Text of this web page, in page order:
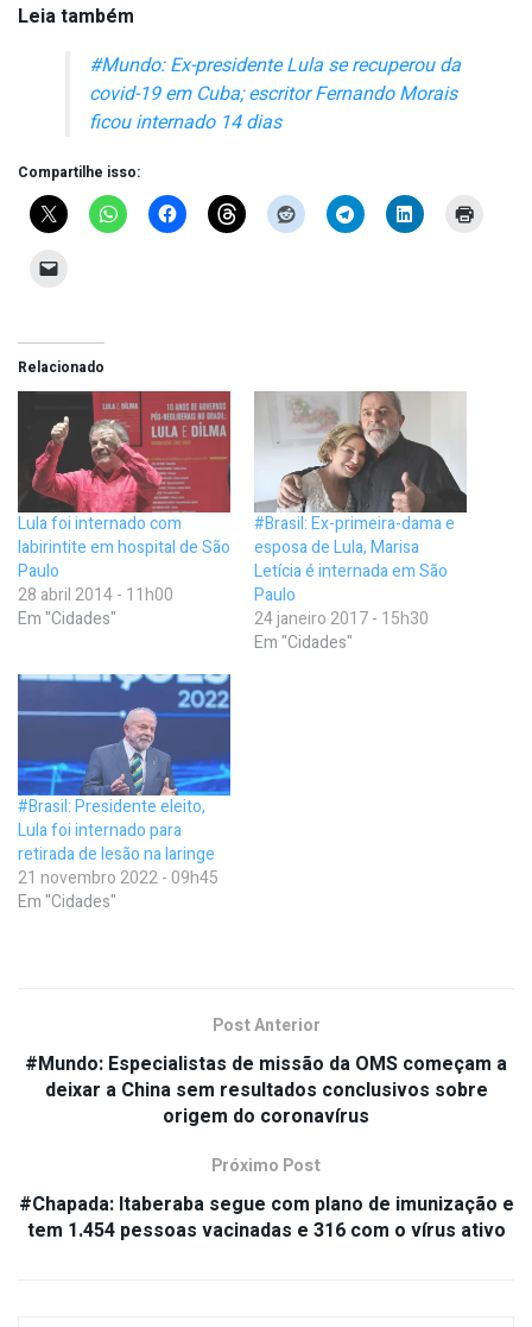
Leia também
#Mundo: Ex-presidente Lula se recuperou da
covid-19 em Cuba; escritor Fernando Morais
ficou internado 14 dias
Compartilhe isso:
Relacionado
Lula foi internado com
labirintite em hospital de São
Paulo
28 abril 2014 - 11h00
Em "Cidades"
#Brasil: Ex-primeira-dama e
esposa de Lula, Marisa
Letícia é internada em São
Paulo
24 janeiro 2017 - 15h30
Em "Cidades"
#Brasil: Presidente eleito,
Lula foi internado para
retirada de lesão na laringe
21 novembro 2022 - 09h45
Em "Cidades"
Post Anterior
#Mundo: Especialistas de missão da OMS começam a
deixar a China sem resultados conclusivos sobre
origem do coronavírus
Próximo Post
#Chapada: Itaberaba segue com plano de imunização e
tem 1.454 pessoas vacinadas e 316 com o vírus ativo